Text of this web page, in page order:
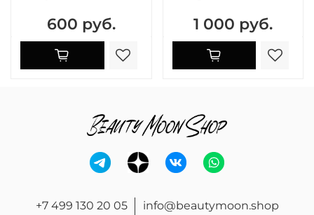
600 руб. 1 000 руб.
+7 499 130 20 05 info@beautymoon.shop